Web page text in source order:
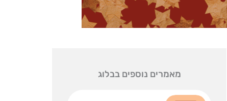
מאמרים נוספים בבלוג